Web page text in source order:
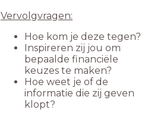
Vervolgvragen:
Hoe kom je deze tegen?
Inspireren zij jou om
bepaalde financiële
keuzes te maken?
Hoe weet je of de
informatie die zij geven
klopt?